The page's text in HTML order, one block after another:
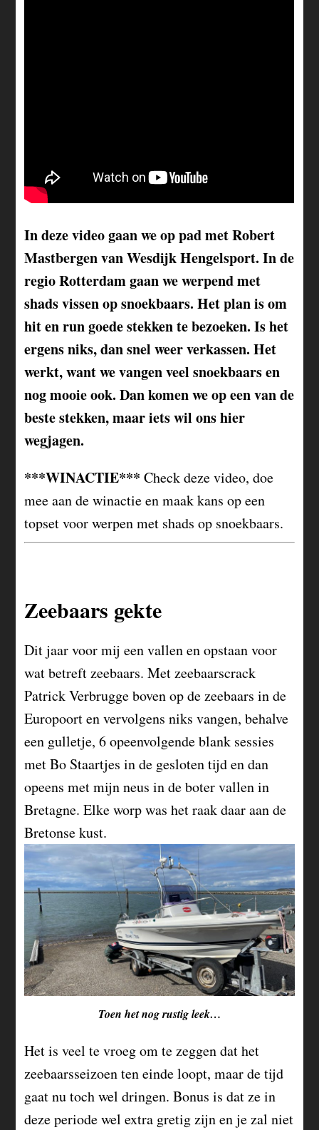
In deze video gaan we op pad met Robert
Mastbergen van Wesdijk Hengelsport. In de
regio Rotterdam gaan we werpend met
shads vissen op snoekbaars. Het plan is om
hit en run goede stekken te bezoeken. Is het
ergens niks, dan snel weer verkassen. Het
werkt, want we vangen veel snoekbaars en
nog mooie ook. Dan komen we op een van de
beste stekken, maar iets wil ons hier
wegjagen.
***WINACTIE*** Check deze video, doe
mee aan de winactie en maak kans op een
topset voor werpen met shads op snoekbaars.
Zeebaars gekte
Dit jaar voor mij een vallen en opstaan voor
wat betreft zeebaars. Met zeebaarscrack
Patrick Verbrugge boven op de zeebaars in de
Europoort en vervolgens niks vangen, behalve
een gulletje, 6 opeenvolgende blank sessies
met Bo Staartjes in de gesloten tijd en dan
opeens met mijn neus in de boter vallen in
Bretagne. Elke worp was het raak daar aan de
Bretonse kust.
Toen het nog rustig leek…
Het is veel te vroeg om te zeggen dat het
zeebaarsseizoen ten einde loopt, maar de tijd
gaat nu toch wel dringen. Bonus is dat ze in
deze periode wel extra gretig zijn en je zal niet